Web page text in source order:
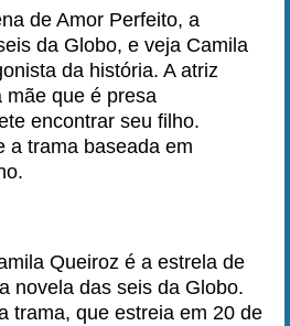
de Amor Perfeito, a
da Globo, e veja Camila
da história. A atriz
mãe que é presa
encontrar seu filho.
a trama baseada em
Queiroz é a estrela de
novela das seis da Globo.
trama, que estreia em 20 de